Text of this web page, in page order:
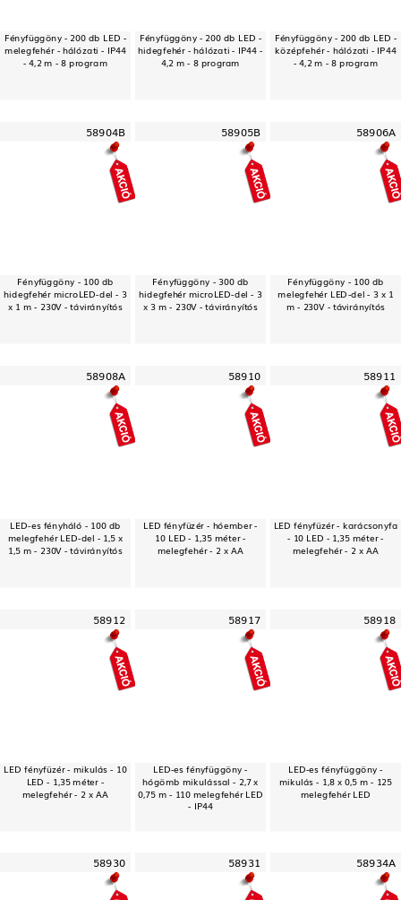
Fényfüggöny - 200 db LED -
melegfehér - hálózati - IP44
- 4,2 m - 8 program
Fényfüggöny - 200 db LED -
hidegfehér - hálózati - IP44 -
4,2 m - 8 program
Fényfüggöny - 200 db LED -
középfehér - hálózati - IP44
- 4,2 m - 8 program
58904B
Fényfüggöny - 100 db
hidegfehér microLED-del - 3
x 1 m - 230V - távirányítós
58905B
Fényfüggöny - 300 db
hidegfehér microLED-del - 3
x 3 m - 230V - távirányítós
58906A
Fényfüggöny - 100 db
melegfehér LED-del - 3 x 1
m - 230V - távirányítós
58908A
LED-es fényháló - 100 db
melegfehér LED-del - 1,5 x
1,5 m - 230V - távirányítós
58910
LED fényfüzér - hóember -
10 LED - 1,35 méter -
melegfehér - 2 x AA
58911
LED fényfüzér - karácsonyfa
- 10 LED - 1,35 méter -
melegfehér - 2 x AA
58912
LED fényfüzér - mikulás - 10
LED - 1,35 méter -
melegfehér - 2 x AA
58917
LED-es fényfüggöny -
hógömb mikulással - 2,7 x
0,75 m - 110 melegfehér LED
- IP44
58918
LED-es fényfüggöny -
mikulás - 1,8 x 0,5 m - 125
melegfehér LED
58930 58931 58934A